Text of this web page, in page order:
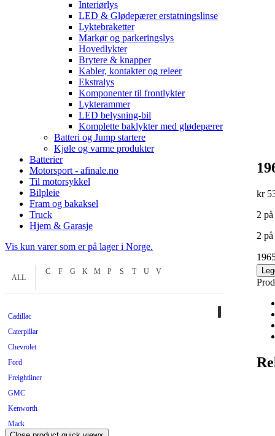
kr
2
2
Interiørlys
LED & Glødepærer erstatningslinse
Lyktebraketter
Markør og parkeringslys
Hovedlykter
Brytere & knapper
Kabler, kontakter og releer
Ekstralys
Komponenter til frontlykter
Lykterammer
LED belysning-bil
Komplette baklykter med glødepærer
Batteri og Jump startere
Kjøle og varme produkter
Batterier
Motorsport - afinale.no
Til motorsykkel
Bilpleie
Fram og bakaksel
Truck
Hjem & Garasje
Vis kun varer som er på lager i Norge.
ALL
C F G K M P S T U V
Cadillac
Caterpillar
Chevrolet
Ford
Freightliner
GMC
Kenworth
Mack